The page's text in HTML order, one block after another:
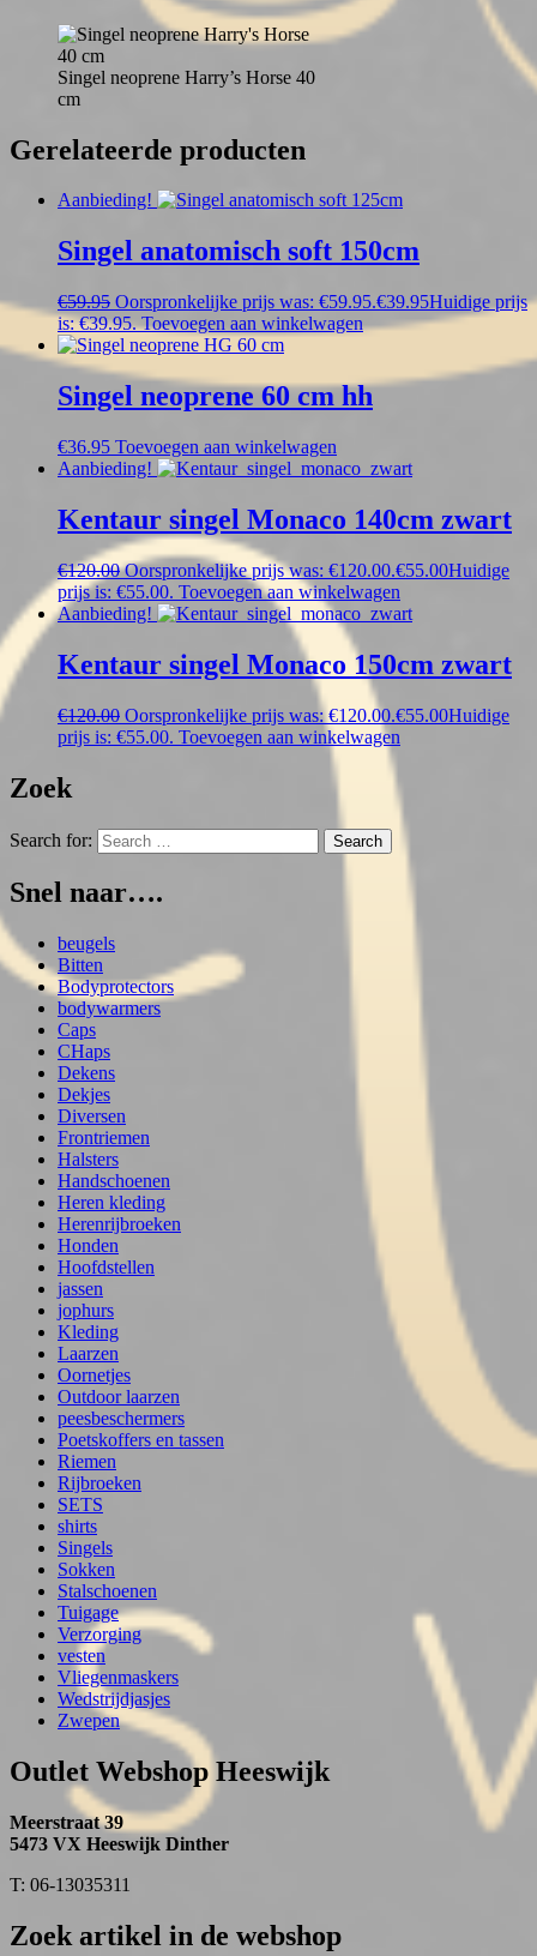
Singel neoprene Harry’s Horse 40
cm
Gerelateerde producten
Aanbieding!
Singel anatomisch soft 150cm
€59.95 Oorspronkelijke prijs was: €59.95.€39.95Huidige prijs
is: €39.95. Toevoegen aan winkelwagen
Singel neoprene 60 cm hh
€36.95 Toevoegen aan winkelwagen
Aanbieding!
Kentaur singel Monaco 140cm zwart
€120.00 Oorspronkelijke prijs was: €120.00.€55.00Huidige
prijs is: €55.00. Toevoegen aan winkelwagen
Aanbieding!
Kentaur singel Monaco 150cm zwart
€120.00 Oorspronkelijke prijs was: €120.00.€55.00Huidige
prijs is: €55.00. Toevoegen aan winkelwagen
Zoek
Search for:
Snel naar….
beugels
Bitten
Bodyprotectors
bodywarmers
Caps
CHaps
Dekens
Dekjes
Diversen
Frontriemen
Halsters
Handschoenen
Heren kleding
Herenrijbroeken
Honden
Hoofdstellen
jassen
jophurs
Kleding
Laarzen
Oornetjes
Outdoor laarzen
peesbeschermers
Poetskoffers en tassen
Riemen
Rijbroeken
SETS
shirts
Singels
Sokken
Stalschoenen
Tuigage
Verzorging
vesten
Vliegenmaskers
Wedstrijdjasjes
Zwepen
Outlet Webshop Heeswijk
Meerstraat 39
5473 VX Heeswijk Dinther
T: 06-13035311
Zoek artikel in de webshop